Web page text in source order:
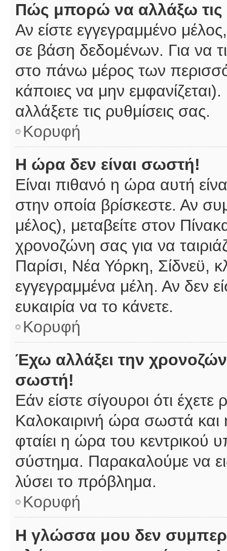
Πώς μπορώ να αλλάξω τις
Αν είστε εγγεγραμμένο
σε βάση δεδομένων. Για να
στο πάνω μέρος των
κάποιες να μην
αλλάξετε τις ρυθμίσεις σας.
Κορυφή
Η ώρα δεν είναι σωστή!
Είναι πιθανό η ώρα αυτή
στην οποία βρίσκεστε. Αν
μέλος), μεταβείτε στον
χρονοζώνη σας για να
Παρίσι, Νέα Υόρκη, Σίδνεϋ,
εγγεγραμμένα μέλη. Αν δεν
ευκαιρία να το κάνετε.
Κορυφή
Έχω αλλάξει την
σωστή!
Εάν είστε σίγουροι ότι
Καλοκαιρινή ώρα σωστά και
φταίει η ώρα του κεντρικού
σύστημα. Παρακαλούμε να
λύσει το πρόβλημα.
Κορυφή
Η γλώσσα μου δεν